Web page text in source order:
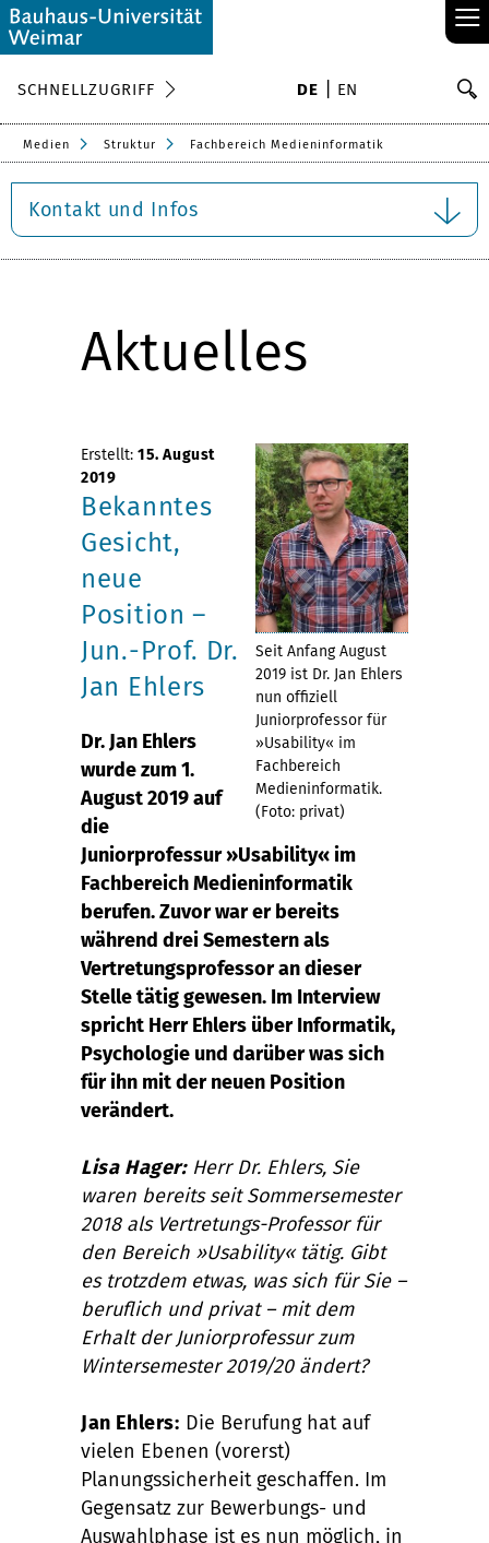
≡
SCHNELLZUGRIFF DE EN
Medien Struktur Fachbereich Medieninformatik
Kontakt und Infos
Aktuelles
Seit Anfang August
2019 ist Dr. Jan Ehlers
nun offiziell
Juniorprofessor für
»Usability« im
Fachbereich
Medieninformatik.
(Foto: privat)
Erstellt: 15. August
2019
Bekanntes
Gesicht,
neue
Position –
Jun.-Prof. Dr.
Jan Ehlers
Dr. Jan Ehlers
wurde zum 1.
August 2019 auf
die
Juniorprofessur »Usability« im
Fachbereich Medieninformatik
berufen. Zuvor war er bereits
während drei Semestern als
Vertretungsprofessor an dieser
Stelle tätig gewesen. Im Interview
spricht Herr Ehlers über Informatik,
Psychologie und darüber was sich
für ihn mit der neuen Position
verändert.
Lisa Hager:Herr Dr. Ehlers, Sie
waren bereits seit Sommersemester
2018 als Vertretungs-Professor für
den Bereich »Usability« tätig. Gibt
es trotzdem etwas, was sich für Sie –
beruflich und privat – mit dem
Erhalt der Juniorprofessur zum
Wintersemester 2019/20 ändert?
Jan Ehlers: Die Berufung hat auf
vielen Ebenen (vorerst)
Planungssicherheit geschaffen. Im
Gegensatz zur Bewerbungs- und
Auswahlphase ist es nun möglich, in